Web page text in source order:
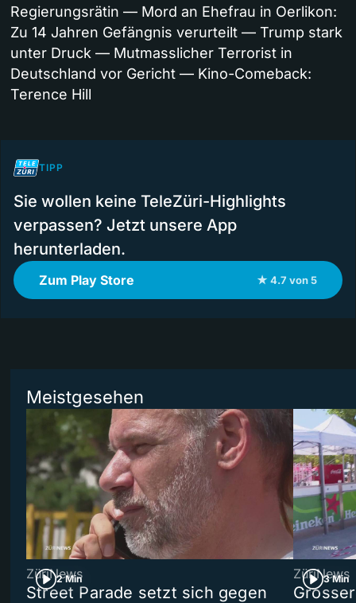
Regierungsrätin — Mord an Ehefrau in Oerlikon:
Zu 14 Jahren Gefängnis verurteilt — Trump stark
unter Druck — Mutmasslicher Terrorist in
Deutschland vor Gericht — Kino-Comeback:
Terence Hill
TIPP
Sie wollen keine TeleZüri-Highlights
verpassen? Jetzt unsere App
herunterladen.
Zum Play Store ★ 4.7 von 5
Meistgesehen
2 Min
ZüriNews
Street Parade setzt sich gegen
3 Min
ZüriNews